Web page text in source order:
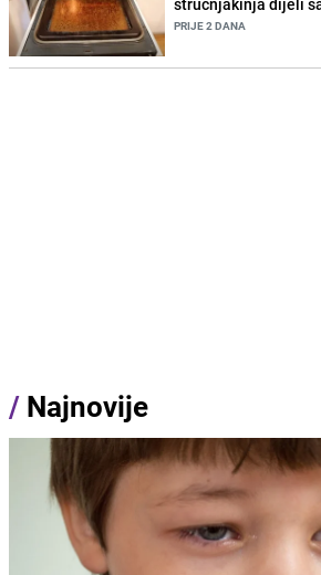
PRIJE 2 DANA
/ Najnovije